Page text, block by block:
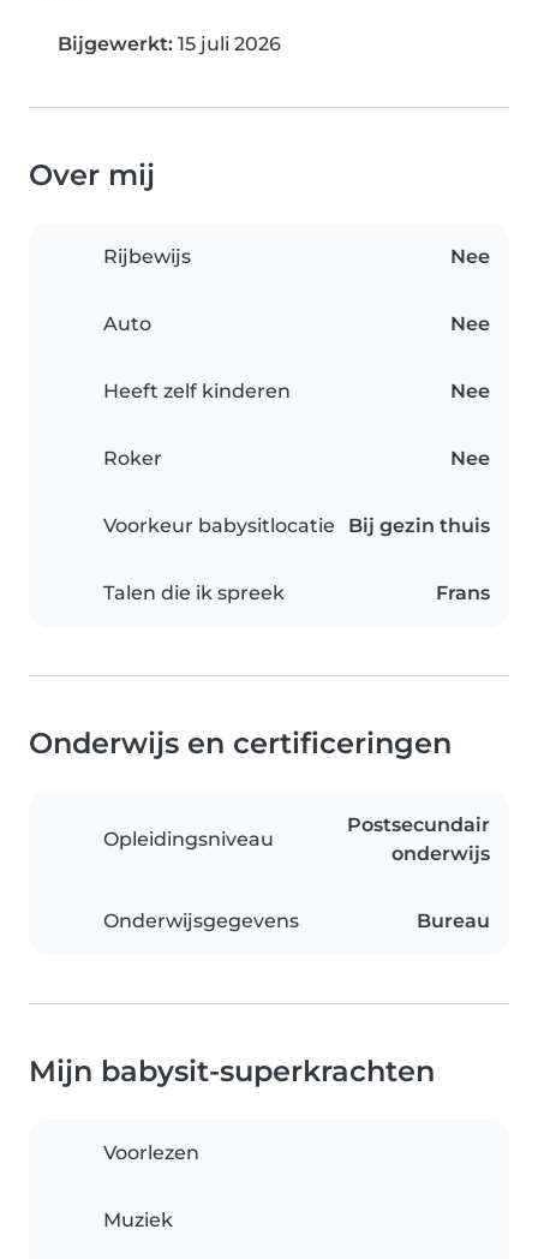
Bijgewerkt: 15 juli 2026
Over mij
Rijbewijs Nee
Auto Nee
Heeft zelf kinderen Nee
Roker Nee
Voorkeur babysitlocatie Bij gezin thuis
Talen die ik spreek Frans
Onderwijs en certificeringen
Opleidingsniveau
Postsecundair
onderwijs
Onderwijsgegevens Bureau
Mijn babysit-superkrachten
Voorlezen
Muziek